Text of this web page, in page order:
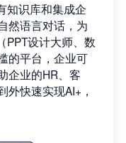
知识库和集成企
然语言对话，为
PPT设计大师、数
的平台，企业可
企业的HR、客
外快速实现AI+，